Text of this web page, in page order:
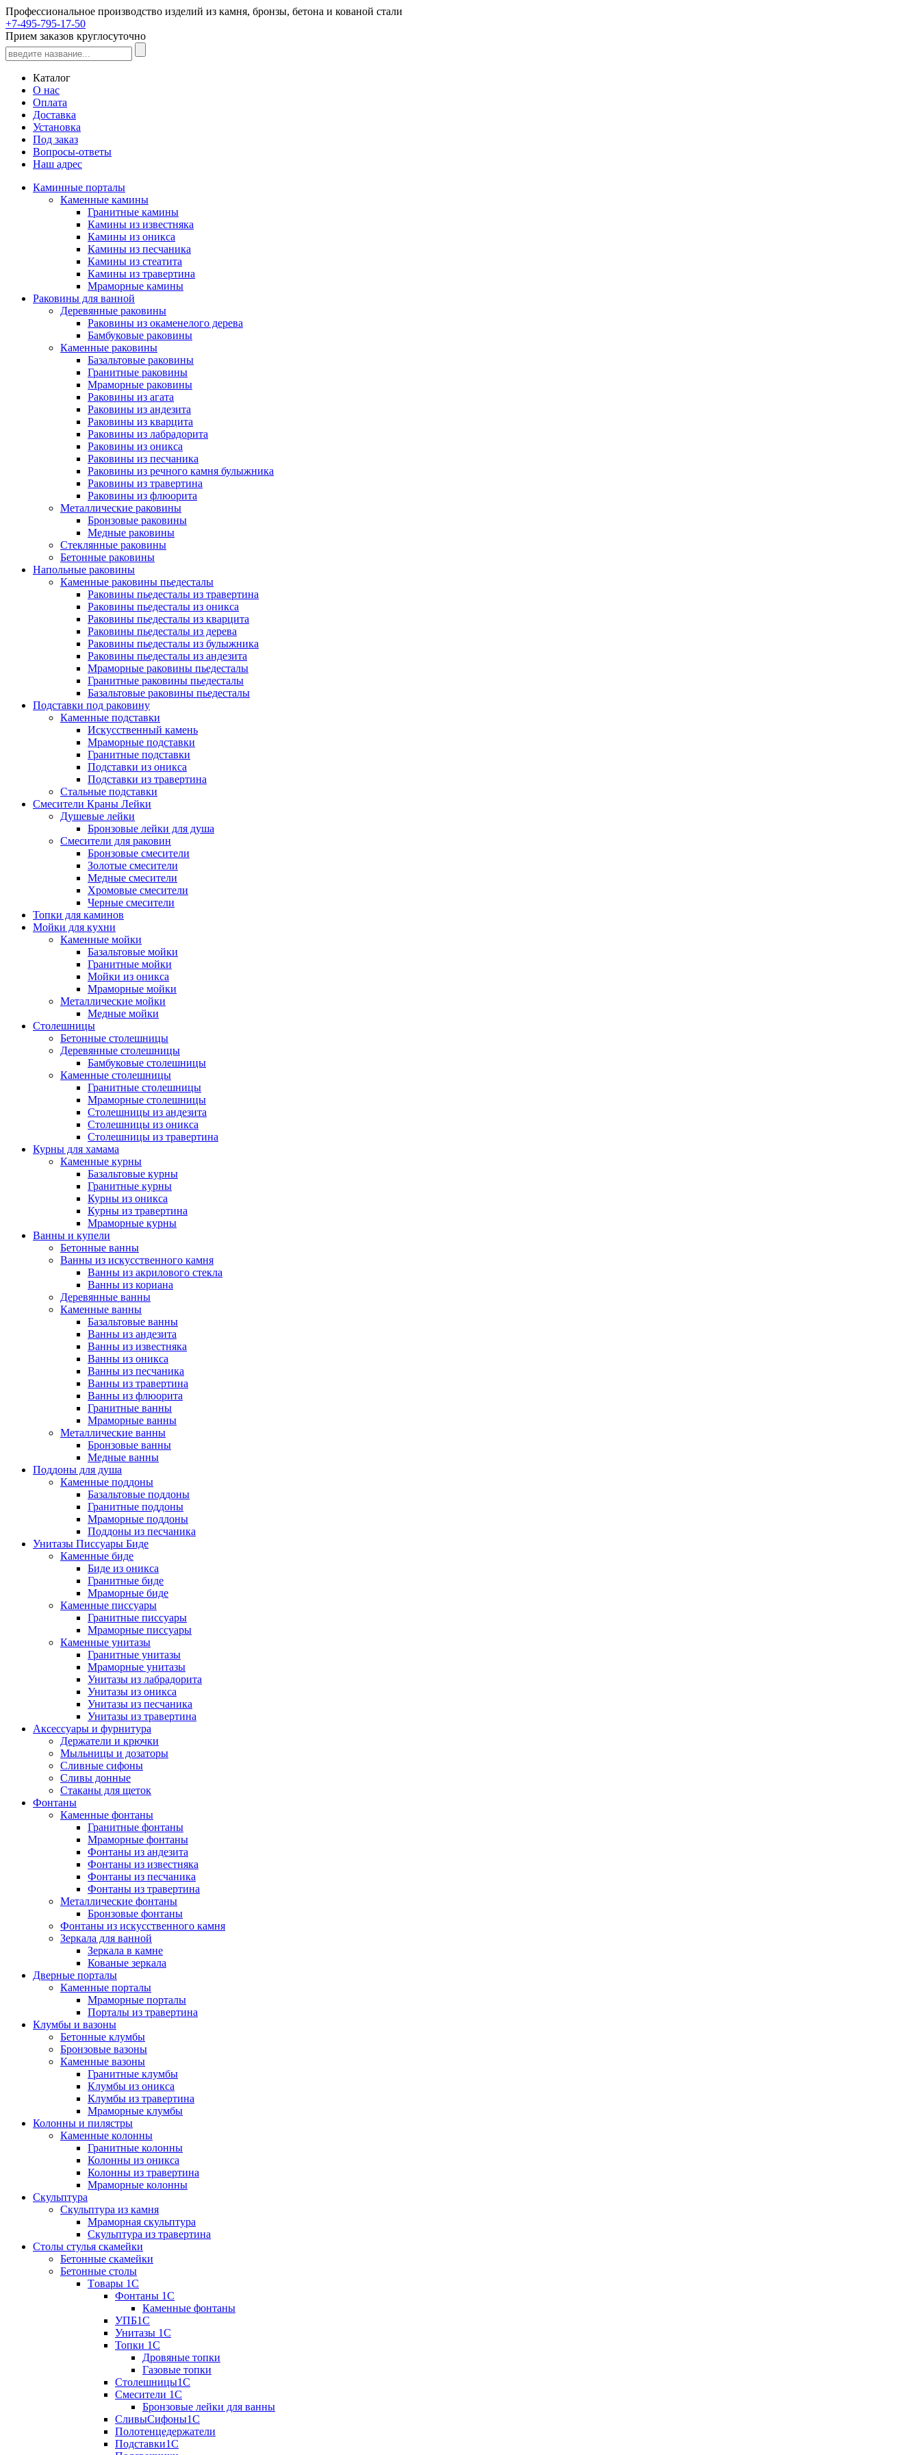
Профессиональное производство изделий из камня, бронзы, бетона и кованой стали
+7-495-795-17-50
Прием заказов круглосуточно
Каталог
О нас
Оплата
Доставка
Установка
Под заказ
Вопросы-ответы
Наш адрес
Каминные порталы
Каменные камины
Гранитные камины
Камины из известняка
Камины из оникса
Камины из песчаника
Камины из стеатита
Камины из травертина
Мраморные камины
Раковины для ванной
Деревянные раковины
Раковины из окаменелого дерева
Бамбуковые раковины
Каменные раковины
Базальтовые раковины
Гранитные раковины
Мраморные раковины
Раковины из агата
Раковины из андезита
Раковины из кварцита
Раковины из лабрадорита
Раковины из оникса
Раковины из песчаника
Раковины из речного камня булыжника
Раковины из травертина
Раковины из флюорита
Металлические раковины
Бронзовые раковины
Медные раковины
Стеклянные раковины
Бетонные раковины
Напольные раковины
Каменные раковины пьедесталы
Раковины пьедесталы из травертина
Раковины пьедесталы из оникса
Раковины пьедесталы из кварцита
Раковины пьедесталы из дерева
Раковины пьедесталы из булыжника
Раковины пьедесталы из андезита
Мраморные раковины пьедесталы
Гранитные раковины пьедесталы
Базальтовые раковины пьедесталы
Подставки под раковину
Каменные подставки
Искусственный камень
Мраморные подставки
Гранитные подставки
Подставки из оникса
Подставки из травертина
Стальные подставки
Смесители Краны Лейки
Душевые лейки
Бронзовые лейки для душа
Смесители для раковин
Бронзовые смесители
Золотые смесители
Медные смесители
Хромовые смесители
Черные смесители
Топки для каминов
Мойки для кухни
Каменные мойки
Базальтовые мойки
Гранитные мойки
Мойки из оникса
Мраморные мойки
Металлические мойки
Медные мойки
Столешницы
Бетонные столешницы
Деревянные столешницы
Бамбуковые столешницы
Каменные столешницы
Гранитные столешницы
Мраморные столешницы
Столешницы из андезита
Столешницы из оникса
Столешницы из травертина
Курны для хамама
Каменные курны
Базальтовые курны
Гранитные курны
Курны из оникса
Курны из травертина
Мраморные курны
Ванны и купели
Бетонные ванны
Ванны из искусственного камня
Ванны из акрилового стекла
Ванны из кориана
Деревянные ванны
Каменные ванны
Базальтовые ванны
Ванны из андезита
Ванны из известняка
Ванны из оникса
Ванны из песчаника
Ванны из травертина
Ванны из флюорита
Гранитные ванны
Мраморные ванны
Металлические ванны
Бронзовые ванны
Медные ванны
Поддоны для душа
Каменные поддоны
Базальтовые поддоны
Гранитные поддоны
Мраморные поддоны
Поддоны из песчаника
Унитазы Писсуары Биде
Каменные биде
Биде из оникса
Гранитные биде
Мраморные биде
Каменные писсуары
Гранитные писсуары
Мраморные писсуары
Каменные унитазы
Гранитные унитазы
Мраморные унитазы
Унитазы из лабрадорита
Унитазы из оникса
Унитазы из песчаника
Унитазы из травертина
Аксессуары и фурнитура
Держатели и крючки
Мыльницы и дозаторы
Сливные сифоны
Сливы донные
Стаканы для щеток
Фонтаны
Каменные фонтаны
Гранитные фонтаны
Мраморные фонтаны
Фонтаны из андезита
Фонтаны из известняка
Фонтаны из песчаника
Фонтаны из травертина
Металлические фонтаны
Бронзовые фонтаны
Фонтаны из искусственного камня
Зеркала для ванной
Зеркала в камне
Кованые зеркала
Дверные порталы
Каменные порталы
Мраморные порталы
Порталы из травертина
Клумбы и вазоны
Бетонные клумбы
Бронзовые вазоны
Каменные вазоны
Гранитные клумбы
Клумбы из оникса
Клумбы из травертина
Мраморные клумбы
Колонны и пилястры
Каменные колонны
Гранитные колонны
Колонны из оникса
Колонны из травертина
Мраморные колонны
Скульптура
Скульптура из камня
Мраморная скульптура
Скульптура из травертина
Столы стулья скамейки
Бетонные скамейки
Бетонные столы
Tовары 1C
Фонтаны 1C
Каменные фонтаны
УПБ1С
Унитазы 1С
Топки 1С
Дровяные топки
Газовые топки
Столешницы1С
Смесители 1С
Бронзовые лейки для ванны
СливыСифоны1С
Полотенцедержатели
Подставки1С